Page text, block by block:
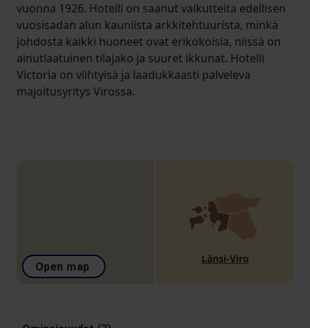
vuonna 1926. Hotelli on saanut vaikutteita edellisen
vuosisadan alun kauniista arkkitehtuurista, minkä
johdosta kaikki huoneet ovat erikokoisia, niissä on
ainutlaatuinen tilajako ja suuret ikkunat. Hotelli
Victoria on viihtyisä ja laadukkaasti palveleva
majoitusyritys Virossa.
Open map
Länsi-Viro